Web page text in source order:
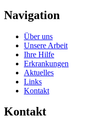
Navigation
Über uns
Unsere Arbeit
Ihre Hilfe
Erkrankungen
Aktuelles
Links
Kontakt
Kontakt